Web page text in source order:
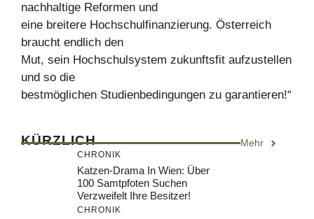
nachhaltige Reformen und
eine breitere Hochschulfinanzierung. Österreich
braucht endlich den
Mut, sein Hochschulsystem zukunftsfit aufzustellen
und so die
bestmöglichen Studienbedingungen zu garantieren!“
KÜRZLICH Mehr
CHRONIK
Katzen-Drama In Wien: Über
100 Samtpfoten Suchen
Verzweifelt Ihre Besitzer!
CHRONIK